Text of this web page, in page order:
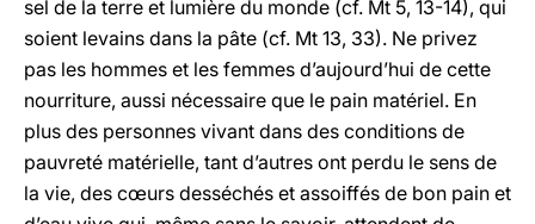
sel de la terre et lumière du monde (cf. Mt 5, 13-14), qui
soient levains dans la pâte (cf. Mt 13, 33). Ne privez
pas les hommes et les femmes d’aujourd’hui de cette
nourriture, aussi nécessaire que le pain matériel. En
plus des personnes vivant dans des conditions de
pauvreté matérielle, tant d’autres ont perdu le sens de
la vie, des cœurs desséchés et assoiffés de bon pain et